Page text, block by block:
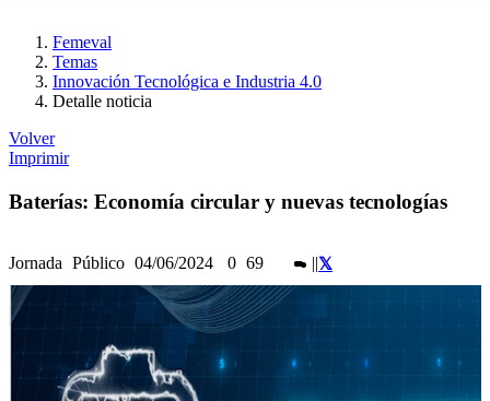
Femeval
Temas
Innovación Tecnológica e Industria 4.0
Detalle noticia
Volver
Imprimir
Baterías: Economía circular y nuevas tecnologías
Jornada Público 04/06/2024 0 69 ||